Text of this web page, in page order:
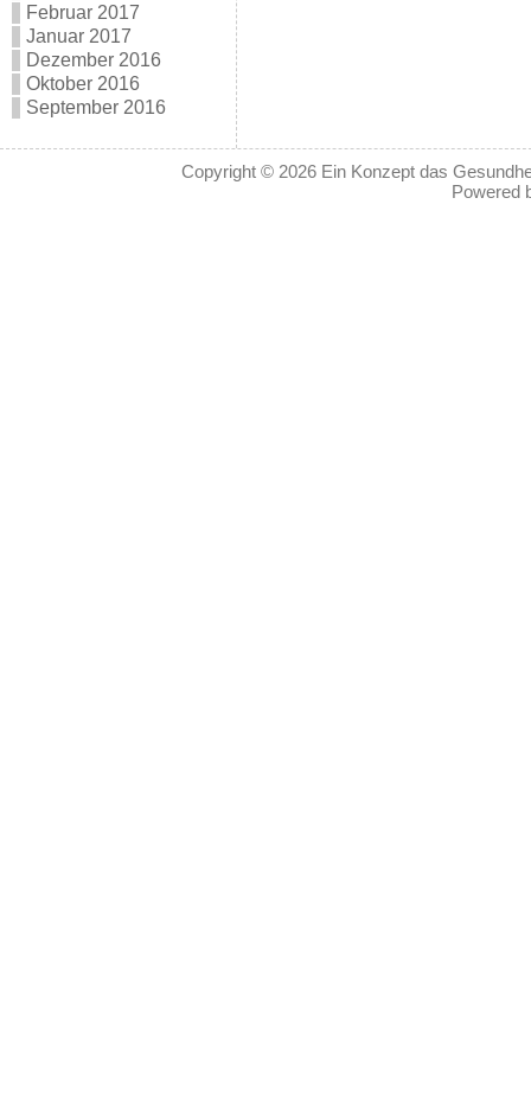
Februar 2017
Januar 2017
Dezember 2016
Oktober 2016
September 2016
Copyright © 2026 Ein Konzept das
Powered